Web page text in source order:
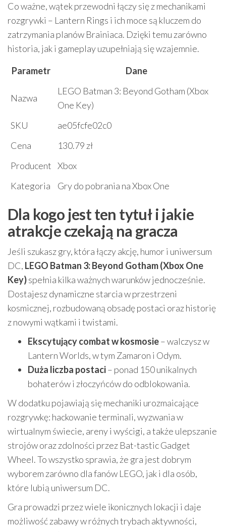
Co ważne, wątek przewodni łączy się z mechanikami
rozgrywki – Lantern Rings i ich moce są kluczem do
zatrzymania planów Brainiaca. Dzięki temu zarówno
historia, jak i gameplay uzupełniają się wzajemnie.
Parametr
Dane
Nazwa
LEGO Batman 3: Beyond Gotham (Xbox
One Key)
SKU
ae05fcfe02c0
Cena
130.79 zł
Producent Xbox
Kategoria
Gry do pobrania na Xbox One
Dla kogo jest ten tytuł i jakie
atrakcje czekają na gracza
Jeśli szukasz gry, która łączy akcję, humor i uniwersum
DC, LEGO Batman 3: Beyond Gotham (Xbox One
Key)spełnia kilka ważnych warunków jednocześnie.
Dostajesz dynamiczne starcia w przestrzeni
kosmicznej, rozbudowaną obsadę postaci oraz historię
z nowymi wątkami i twistami.
Ekscytujący combat w kosmosie– walczysz w
Lantern Worlds, w tym Zamaron i Odym.
Duża liczba postaci– ponad 150 unikalnych
bohaterów i złoczyńców do odblokowania.
W dodatku pojawiają się mechaniki urozmaicające
rozgrywkę: hackowanie terminali, wyzwania w
wirtualnym świecie, areny i wyścigi, a także ulepszanie
strojów oraz zdolności przez Bat-tastic Gadget
Wheel. To wszystko sprawia, że gra jest dobrym
wyborem zarówno dla fanów LEGO, jak i dla osób,
które lubią uniwersum DC.
Gra prowadzi przez wiele ikonicznych lokacji i daje
możliwość zabawy w różnych trybach aktywności,